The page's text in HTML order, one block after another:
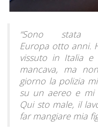
“Sono stata
Europa otto anni.
vissuto in Italia
mancava, ma
giorno la polizia
su un aereo e mi
Qui sto male, il
far mangiare mia